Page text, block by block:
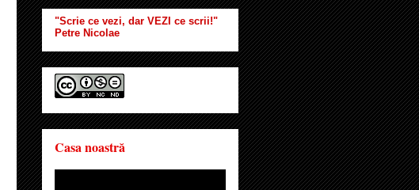
"Scrie ce vezi, dar VEZI ce scrii!"
Petre Nicolae
Casa noastră